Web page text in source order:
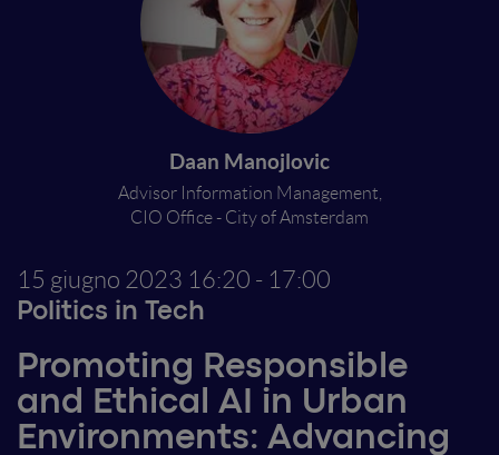
Daan Manojlovic
Advisor Information Management,
CIO Office - City of Amsterdam
15 giugno 2023 16:20 - 17:00
Politics in Tech
Promoting Responsible
and Ethical AI in Urban
Environments: Advancing